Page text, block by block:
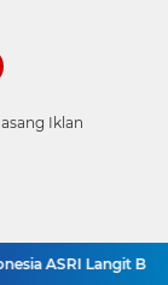
Iklan
ASRI Langit Biru’